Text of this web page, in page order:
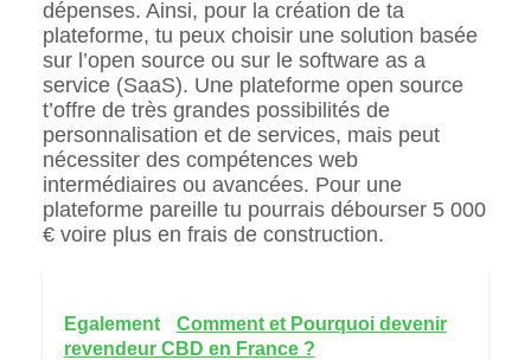
dépenses. Ainsi, pour la création de ta
plateforme, tu peux choisir une solution basée
sur l’open source ou sur le software as a
service (SaaS). Une plateforme open source
t’offre de très grandes possibilités de
personnalisation et de services, mais peut
nécessiter des compétences web
intermédiaires ou avancées. Pour une
plateforme pareille tu pourrais débourser 5 000
€ voire plus en frais de construction.
Egalement
Comment et Pourquoi devenir
revendeur CBD en France ?